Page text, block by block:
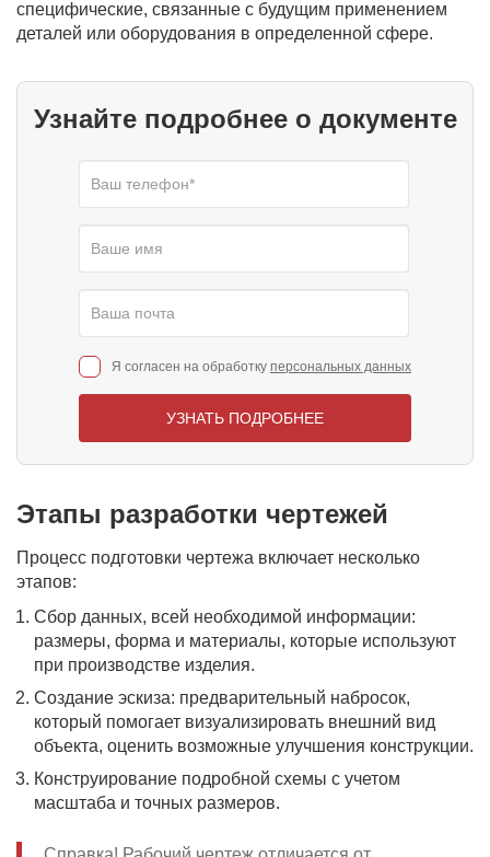
специфические, связанные с будущим применением
деталей или оборудования в определенной сфере.
Узнайте подробнее о документе
Я согласен на обработку персональных данных
УЗНАТЬ ПОДРОБНЕЕ
Этапы разработки чертежей
Процесс подготовки чертежа включает несколько
этапов:
Сбор данных, всей необходимой информации:
размеры, форма и материалы, которые используют
при производстве изделия.
Создание эскиза: предварительный набросок,
который помогает визуализировать внешний вид
объекта, оценить возможные улучшения конструкции.
Конструирование подробной схемы с учетом
масштаба и точных размеров.